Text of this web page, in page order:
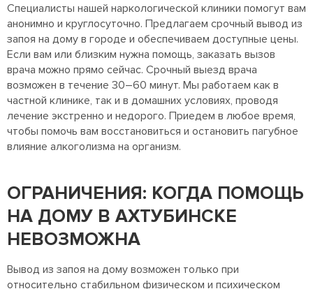
Специалисты нашей наркологической клиники помогут вам
анонимно и круглосуточно. Предлагаем срочный вывод из
запоя на дому в городе и обеспечиваем доступные цены.
Если вам или близким нужна помощь, заказать вызов
врача можно прямо сейчас. Срочный выезд врача
возможен в течение 30–60 минут. Мы работаем как в
частной клинике, так и в домашних условиях, проводя
лечение экстренно и недорого. Приедем в любое время,
чтобы помочь вам восстановиться и остановить пагубное
влияние алкоголизма на организм.
ОГРАНИЧЕНИЯ: КОГДА ПОМОЩЬ
НА ДОМУ В АХТУБИНСКЕ
НЕВОЗМОЖНА
Вывод из запоя на дому возможен только при
относительно стабильном физическом и психическом